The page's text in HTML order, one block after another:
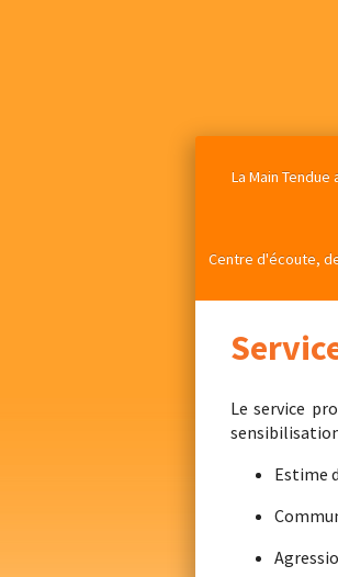
La Main Tendue
Centre d'écoute,
Le service
Estime